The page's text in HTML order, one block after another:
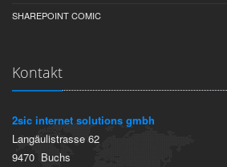
SHAREPOINT COMIC
Kontakt
2sic internet solutions gmbh
Langäulistrasse 62
9470 Buchs